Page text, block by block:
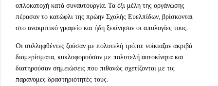
οπλοκατοχή κατά συναυτουργία. Τα έξι μέλη της οργάνωσης
πέρασαν το κατώφλι της πρώην Σχολής Ευελπίδων, βρίσκονται
στο ανακριτικό γραφείο και ήδη ξεκίνησαν οι απολογίες τους.
Oι συλληφθέντες ζούσαν με πολυτελή τρόπο: νοίκιαζαν ακριβά
διαμερίσματα, κυκλοφορούσαν με πολυτελή αυτοκίνητα και
διατηρούσαν σημειώσεις που πιθανώς σχετίζονται με τις
παράνομες δραστηριότητές τους.